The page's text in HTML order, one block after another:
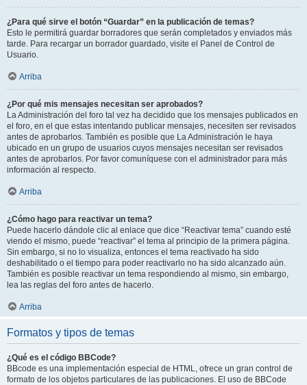
¿Para qué sirve el botón “Guardar” en la publicación de temas?
Esto le permitirá guardar borradores que serán completados y enviados más
tarde. Para recargar un borrador guardado, visite el Panel de Control de
Usuario.
Arriba
¿Por qué mis mensajes necesitan ser aprobados?
La Administración del foro tal vez ha decidido que los mensajes publicados en
el foro, en el que estas intentando publicar mensajes, necesiten ser revisados
antes de aprobarlos. También es posible que La Administración le haya
ubicado en un grupo de usuarios cuyos mensajes necesitan ser revisados
antes de aprobarlos. Por favor comuníquese con el administrador para más
información al respecto.
Arriba
¿Cómo hago para reactivar un tema?
Puede hacerlo dándole clic al enlace que dice “Reactivar tema” cuando esté
viendo el mismo, puede “reactivar” el tema al principio de la primera página.
Sin embargo, si no lo visualiza, entonces el tema reactivado ha sido
deshabilitado o el tiempo para poder reactivarlo no ha sido alcanzado aún.
También es posible reactivar un tema respondiendo al mismo, sin embargo,
lea las reglas del foro antes de hacerlo.
Arriba
Formatos y tipos de temas
¿Qué es el código BBCode?
BBcode es una implementación especial de HTML, ofrece un gran control de
formato de los objetos particulares de las publicaciones. El uso de BBCode